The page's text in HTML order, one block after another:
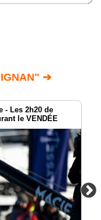
➔
- Les 2h20 de
le VENDÉE